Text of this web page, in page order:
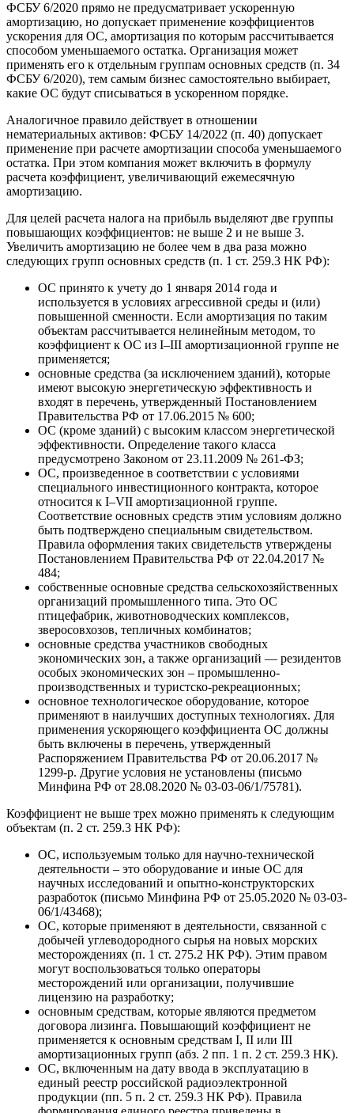
ФСБУ 6/2020 прямо не предусматривает ускоренную
амортизацию, но допускает применение коэффициентов
ускорения для ОС, амортизация по которым рассчитывается
способом уменьшаемого остатка. Организация может
применять его к отдельным группам основных средств (п. 34
ФСБУ 6/2020), тем самым бизнес самостоятельно выбирает,
какие ОС будут списываться в ускоренном порядке.
Аналогичное правило действует в отношении
нематериальных активов: ФСБУ 14/2022 (п. 40) допускает
применение при расчете амортизации способа уменьшаемого
остатка. При этом компания может включить в формулу
расчета коэффициент, увеличивающий ежемесячную
амортизацию.
Для целей расчета налога на прибыль выделяют две группы
повышающих коэффициентов: не выше 2 и не выше 3.
Увеличить амортизацию не более чем в два раза можно
следующих групп основных средств (п. 1 ст. 259.3 НК РФ):
ОС принято к учету до 1 января 2014 года и
используется в условиях агрессивной среды и (или)
повышенной сменности. Если амортизация по таким
объектам рассчитывается нелинейным методом, то
коэффициент к ОС из I–III амортизационной группе не
применяется;
основные средства (за исключением зданий), которые
имеют высокую энергетическую эффективность и
входят в перечень, утвержденный Постановлением
Правительства РФ от 17.06.2015 № 600;
ОС (кроме зданий) с высоким классом энергетической
эффективности. Определение такого класса
предусмотрено Законом от 23.11.2009 № 261-ФЗ;
ОС, произведенное в соответствии с условиями
специального инвестиционного контракта, которое
относится к I–VII амортизационной группе.
Соответствие основных средств этим условиям должно
быть подтверждено специальным свидетельством.
Правила оформления таких свидетельств утверждены
Постановлением Правительства РФ от 22.04.2017 №
484;
собственные основные средства сельскохозяйственных
организаций промышленного типа. Это ОС
птицефабрик, животноводческих комплексов,
зверосовхозов, тепличных комбинатов;
основные средства участников свободных
экономических зон, а также организаций — резидентов
особых экономических зон – промышленно-
производственных и туристско-рекреационных;
основное технологическое оборудование, которое
применяют в наилучших доступных технологиях. Для
применения ускоряющего коэффициента ОС должны
быть включены в перечень, утвержденный
Распоряжением Правительства РФ от 20.06.2017 №
1299-р. Другие условия не установлены (письмо
Минфина РФ от 28.08.2020 № 03-03-06/1/75781).
Коэффициент не выше трех можно применять к следующим
объектам (п. 2 ст. 259.3 НК РФ):
ОС, используемым только для научно-технической
деятельности – это оборудование и иные ОС для
научных исследований и опытно-конструкторских
разработок (письмо Минфина РФ от 25.05.2020 № 03-03-
06/1/43468);
ОС, которые применяют в деятельности, связанной с
добычей углеводородного сырья на новых морских
месторождениях (п. 1 ст. 275.2 НК РФ). Этим правом
могут воспользоваться только операторы
месторождений или организации, получившие
лицензию на разработку;
основным средствам, которые являются предметом
договора лизинга. Повышающий коэффициент не
применяется к основным средствам I, II или III
амортизационных групп (абз. 2 пп. 1 п. 2 ст. 259.3 НК).
ОС, включенным на дату ввода в эксплуатацию в
единый реестр российской радиоэлектронной
продукции (пп. 5 п. 2 ст. 259.3 НК РФ). Правила